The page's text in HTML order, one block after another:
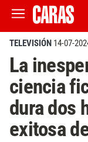
TELEVISIÓN 14-07-
La
ciencia
dura dos
exitosa